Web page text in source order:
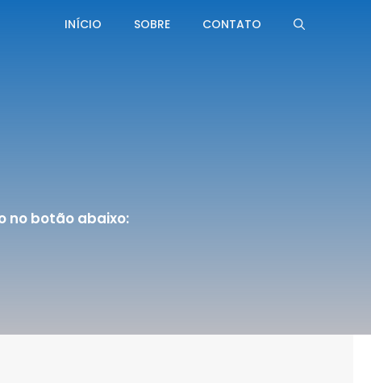
INÍCIO SOBRE CONTATO
no botão abaixo: